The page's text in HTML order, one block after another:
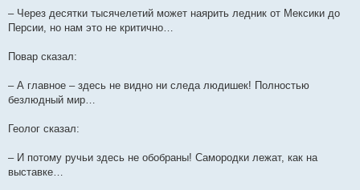
– Через десятки тысячелетий может наярить ледник от Мексики до
Персии, но нам это не критично…
Повар сказал:
– А главное – здесь не видно ни следа людишек! Полностью
безлюдный мир…
Геолог сказал:
– И потому ручьи здесь не обобраны! Самородки лежат, как на
выставке…